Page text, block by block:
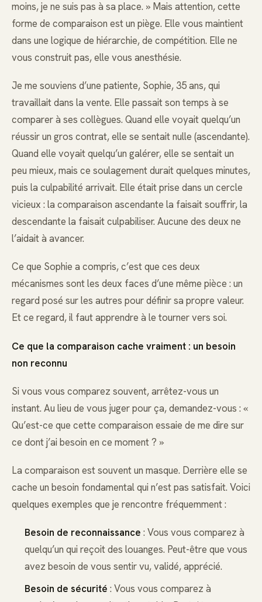
moins, je ne suis pas à sa place. » Mais attention, cette
forme de comparaison est un piège. Elle vous maintient
dans une logique de hiérarchie, de compétition. Elle ne
vous construit pas, elle vous anesthésie.
Je me souviens d’une patiente, Sophie, 35 ans, qui
travaillait dans la vente. Elle passait son temps à se
comparer à ses collègues. Quand elle voyait quelqu’un
réussir un gros contrat, elle se sentait nulle (ascendante).
Quand elle voyait quelqu’un galérer, elle se sentait un
peu mieux, mais ce soulagement durait quelques minutes,
puis la culpabilité arrivait. Elle était prise dans un cercle
vicieux : la comparaison ascendante la faisait souffrir, la
descendante la faisait culpabiliser. Aucune des deux ne
l’aidait à avancer.
Ce que Sophie a compris, c’est que ces deux
mécanismes sont les deux faces d’une même pièce : un
regard posé sur les autres pour définir sa propre valeur.
Et ce regard, il faut apprendre à le tourner vers soi.
Ce que la comparaison cache vraiment : un besoin
non reconnu
Si vous vous comparez souvent, arrêtez-vous un
instant. Au lieu de vous juger pour ça, demandez-vous : «
Qu’est-ce que cette comparaison essaie de me dire sur
ce dont j’ai besoin en ce moment ? »
La comparaison est souvent un masque. Derrière elle se
cache un besoin fondamental qui n’est pas satisfait. Voici
quelques exemples que je rencontre fréquemment :
Besoin de reconnaissance : Vous vous comparez à
quelqu’un qui reçoit des louanges. Peut-être que vous
avez besoin de vous sentir vu, validé, apprécié.
Besoin de sécurité : Vous vous comparez à